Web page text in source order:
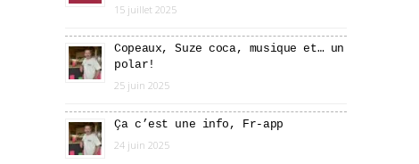
15 juillet 2025
Copeaux, Suze coca, musique et… un
polar!
25 juin 2025
Ça c’est une info, Fr-app
24 juin 2025